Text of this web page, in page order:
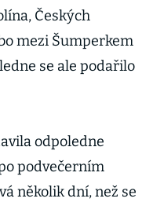
Českých
mezi Šumperkem
se ale podařilo
odpoledne
podvečerním
několik dní, než se